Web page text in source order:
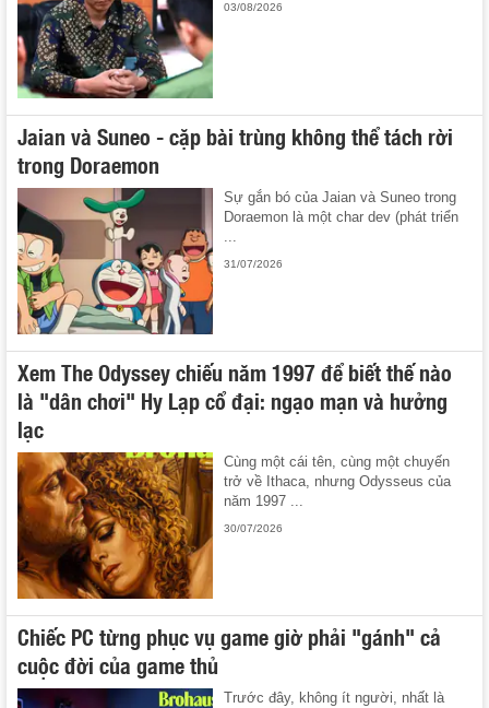
03/08/2026
Jaian và Suneo - cặp bài trùng không thể tách rời
trong Doraemon
Sự gắn bó của Jaian và Suneo trong
Doraemon là một char dev (phát triển
31/07/2026
Xem The Odyssey chiếu năm 1997 để biết thế nào
là "dân chơi" Hy Lạp cổ đại: ngạo mạn và hưởng
lạc
Cùng một cái tên, cùng một chuyến
trở về Ithaca, nhưng Odysseus của
năm 1997 ...
30/07/2026
Chiếc PC từng phục vụ game giờ phải "gánh" cả
cuộc đời của game thủ
Trước đây, không ít người, nhất là